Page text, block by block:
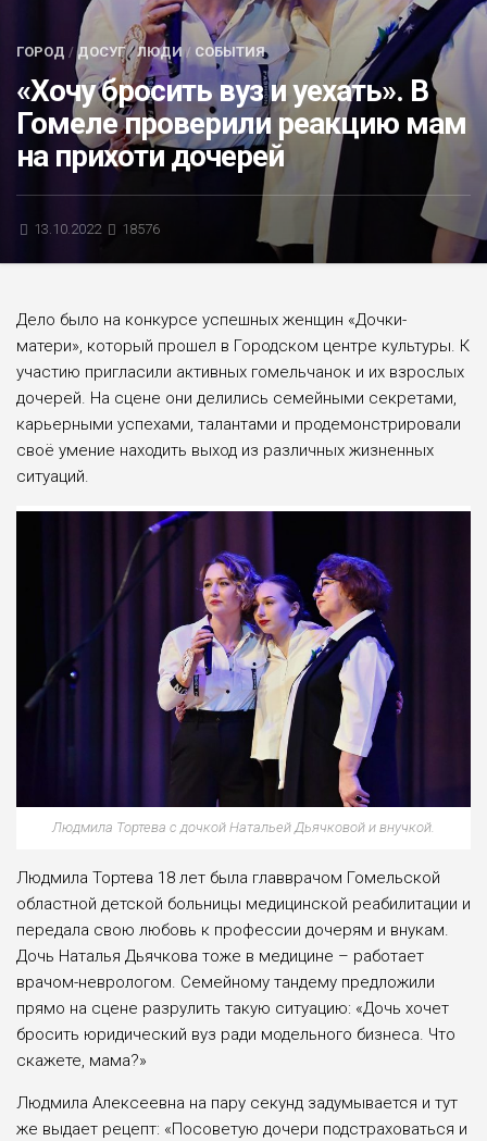
БЛИЦ-ОПРОС
АФИША
ГОРОД /ДОСУГ/ЛЮДИ / СОБЫТИЯ
«Хочу бросить вуз и уехать». В
Гомеле проверили реакцию мам
на прихоти дочерей
13.10.2022 18576
Дело было на конкурсе успешных женщин «Дочки-
матери», который прошел в Городском центре культуры. К
участию пригласили активных гомельчанок и их взрослых
дочерей. На сцене они делились семейными секретами,
карьерными успехами, талантами и продемонстрировали
своё умение находить выход из различных жизненных
ситуаций.
Людмила Тортева с дочкой Натальей Дьячковой и внучкой.
Людмила Тортева 18 лет была главврачом Гомельской
областной детской больницы медицинской реабилитации и
передала свою любовь к профессии дочерям и внукам.
Дочь Наталья Дьячкова тоже в медицине – работает
врачом-неврологом. Семейному тандему предложили
прямо на сцене разрулить такую ситуацию: «Дочь хочет
бросить юридический вуз ради модельного бизнеса. Что
скажете, мама?»
Людмила Алексеевна на пару секунд задумывается и тут
же выдает рецепт: «Посоветую дочери подстраховаться и